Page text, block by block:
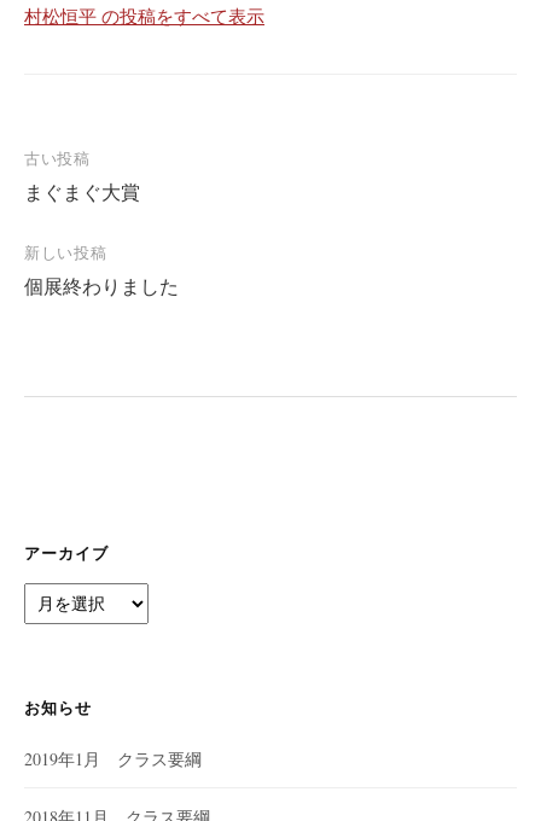
村松恒平 の投稿をすべて表示
投
稿
ナ
ビ
ゲ
古い投稿
まぐまぐ大賞
新しい投稿
個展終わりました
アーカイブ
ー
ブ
お知らせ
2019年1月 クラス要綱